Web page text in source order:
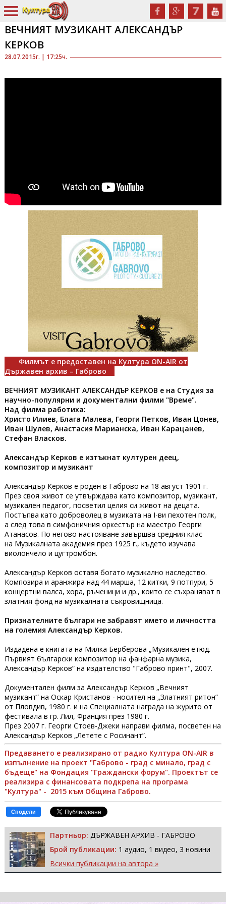
28.07.2015г. | 17:25ч.
ВЕЧНИЯТ МУЗИКАНТ АЛЕКСАНДЪР
КЕРКОВ
Филмът е предоставен на Култура ON-AIR от
Държавен архив – Габрово
ВЕЧНИЯТ МУЗИКАНТ АЛЕКСАНДЪР КЕРКОВ е на Студия за
научно-популярни и документални филми "Време".
Над филма работиха:
Христо Илиев, Блага Малева, Георги Петков, Иван Цонев,
Иван Шулев, Анастасия Марианска, Иван Карацанев,
Стефан Власков.
Александър Керков е изтъкнат културен деец,
композитор и музикант
Александър Керков е роден в Габрово на 18 август 1901 г.
През своя живот се утвърждава като композитор, музикант,
музикален педагог, посветил целия си живот на децата.
Постъпва като доброволец в музиката на I-ви пехотен полк,
а след това в симфоничния оркестър на маестро Георги
Атанасов. По негово настояване завършва средния клас
на Музикалната академия през 1925 г., където изучава
виолончело и цугтромбон.
Александър Керков оставя богато музикално наследство.
Композира и аранжира над 44 марша, 12 китки, 9 потпури, 5
концертни валса, хора, ръченици и др., които се съхраняват в
златния фонд на музикалната съкровищница.
Признателните българи не забравят името и личността
на големия Александър Керков.
Издадена е книгата на Милка Берберова „Музикален етюд.
Първият български композитор на фанфарна музика,
Александър Керков” на издателство "Габрово принт", 2007.
Документален филм за Александър Керков „Вечният
музикант” на Оскар Кристанов - носител на „Златният ритон”
от Пловдив, 1980 г. и на Специалната награда на журито от
фестивала в гр. Лил, Франция през 1980 г.
През 2007 г. Георги Стоев-Джеки направи филма, посветен на
Александър Керков „Летете с Росинант”.
Предаването е реализирано от радио Култура ON-AIR в
изпълнение на проект "Габрово - град с минало, град с
бъдеще" на Фондация "Граждански форум". Проектът се
реализира с финансовата подкрепа на програма
"Култура" - 2015 към Община Габрово.
Сподели
Партньор: ДЪРЖАВЕН АРХИВ - ГАБРОВО
Брой публикации: 1 аудио, 1 видео, 3 новини
Всички публикации на автора »